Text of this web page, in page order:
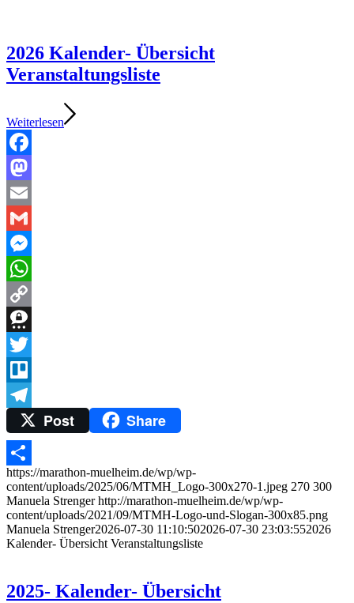
2026 Kalender- Übersicht
Veranstaltungsliste
Weiterlesen
Facebook
Mastodon
Email
Gmail
Messenger
WhatsApp
Copy
Link
Threema
Twitter
Trello
TelegramPost Share
Teilen
https://marathon-muelheim.de/wp/wp-
content/uploads/2025/06/MTMH_Logo-300x270-1.jpeg 270 300
Manuela Strenger http://marathon-muelheim.de/wp/wp-
content/uploads/2021/09/MTMH-Logo-und-Slogan-300x85.png
Manuela Strenger2026-07-30 11:10:502026-07-30 23:03:552026
Kalender- Übersicht Veranstaltungsliste
2025- Kalender- Übersicht